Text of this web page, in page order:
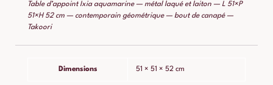
Table d’appoint Ixia aquamarine — métal laqué et laiton — L 51×P
51×H 52 cm — contemporain géométrique — bout de canapé —
Takoori
Dimensions 51 × 51 × 52 cm